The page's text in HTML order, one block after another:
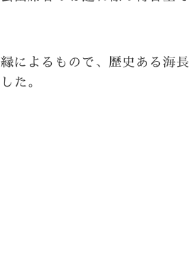
によるもので、歴史ある海長
た。